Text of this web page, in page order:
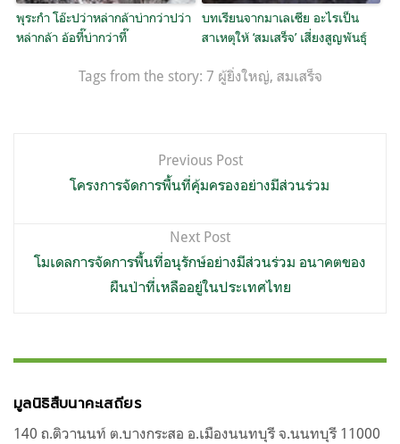
พุระกำ โอ๊ะปว่าหล่ากล้าบ่ากว่าปว่า
หล่ากล้า อ้อที๊บ่ากว่าที๊
บทเรียนจากมาเลเซีย อะไรเป็น
สาเหตุให้ ‘สมเสร็จ’ เสี่ยงสูญพันธุ์
Tags from the story: 7 ผู้ยิ่งใหญ่, สมเสร็จ
Previous Post
โครงการจัดการพื้นที่คุ้มครองอย่างมีส่วนร่วม
Next Post
โมเดลการจัดการพื้นที่อนุรักษ์อย่างมีส่วนร่วม อนาคตของ
ผืนป่าที่เหลืออยู่ในประเทศไทย
มูลนิธิสืบนาคะเสถียร
140 ถ.ติวานนท์ ต.บางกระสอ อ.เมืองนนทบุรี จ.นนทบุรี 11000